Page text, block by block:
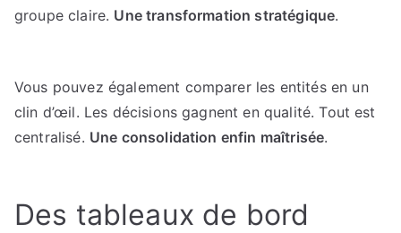
groupe claire. Une transformation stratégique.
Vous pouvez également comparer les entités en un
clin d’œil. Les décisions gagnent en qualité. Tout est
centralisé. Une consolidation enfin maîtrisée.
Des tableaux de bord